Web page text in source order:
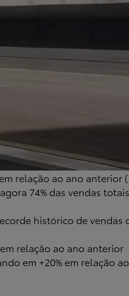
relação ao ano anterior
74% das vendas
histórico de vendas
relação ao ano anterior
em +20% em relação